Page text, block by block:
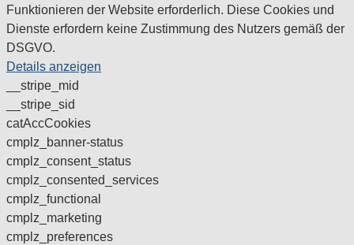
Funktionieren der Website erforderlich. Diese Cookies und
Dienste erfordern keine Zustimmung des Nutzers gemäß der
DSGVO.
Details anzeigen
__stripe_mid
__stripe_sid
catAccCookies
cmplz_banner-status
cmplz_consent_status
cmplz_consented_services
cmplz_functional
cmplz_marketing
cmplz_preferences